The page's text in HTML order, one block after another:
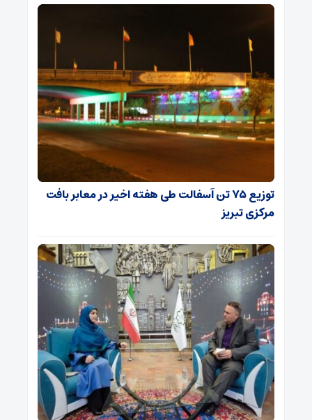
توزیع ۷۵ تن آسفالت طی هفته اخیر در معابر بافت
مرکزی تبریز